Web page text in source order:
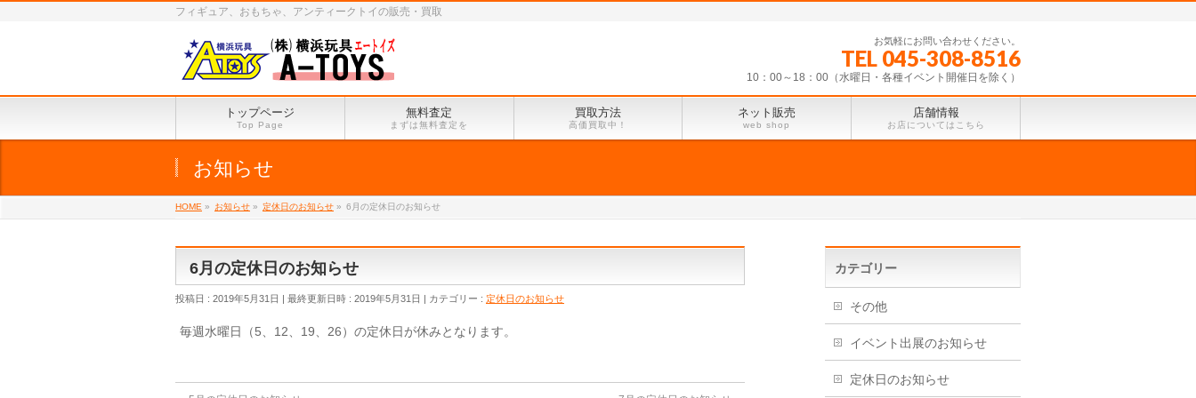
フィギュア、おもちゃ、アンティークトイの販売・買取
お気軽にお問い合わせください。
TEL 045-308-8516
10：00～18：00（水曜日・各種イベント開催日を除く）
トップページ
Top Page
無料査定
まずは無料査定を
買取方法
高価買取中！
ネット販売
web shop
店舗情報
お店についてはこちら
お知らせ
HOME » お知らせ » 定休日のお知らせ » 6月の定休日のお知らせ
6月の定休日のお知らせ
投稿日 : 2019年5月31日 最終更新日時 : 2019年5月31日 カテゴリー : 定休日のお知らせ
毎週水曜日（5、12、19、26）の定休日が休みとなります。
カテゴリー
その他
イベント出展のお知らせ
定休日のお知らせ